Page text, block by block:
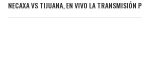
NECAXA VS TIJUANA, EN VIVO LA TRANSMISIÓN